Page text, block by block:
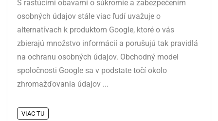
S rastúcimi obavami o súkromie a zabezpečením
osobných údajov stále viac ľudí uvažuje o
alternatívach k produktom Google, ktoré o vás
zbierajú množstvo informácií a porušujú tak pravidlá
na ochranu osobných údajov. Obchodný model
spoločnosti Google sa v podstate točí okolo
zhromažďovania údajov ...
VIAC TU